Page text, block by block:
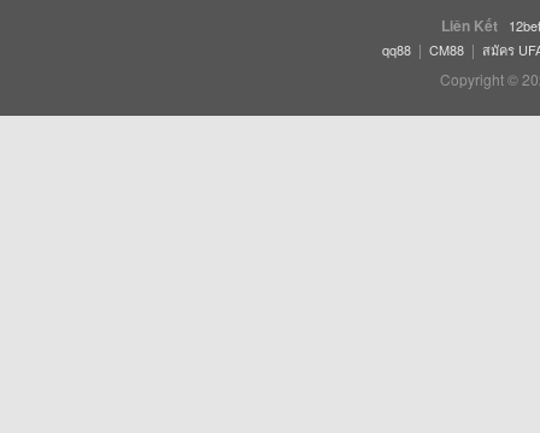
Liên Kết
12bet
qq88 | CM88 | สมัคร
Copyright ©